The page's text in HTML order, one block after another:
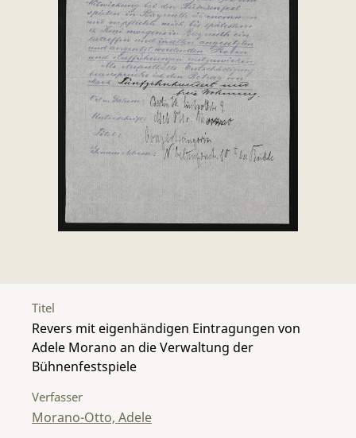
Titel
Revers mit eigenhändigen Eintragungen von
Adele Morano an die Verwaltung der
Bühnenfestspiele
Verfasser
Morano-Otto, Adele